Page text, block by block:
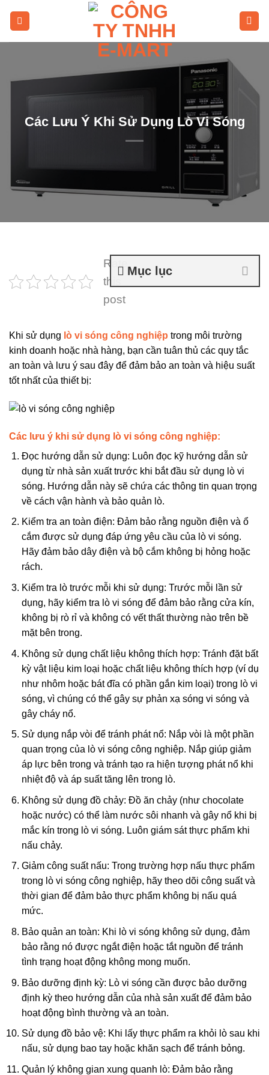
Các Lưu Ý Khi Sử Dụng Lò Vi Sóng
Mục lục
Rate
this
post
Khi sử dụng lò vi sóng công nghiệp trong môi trường
kinh doanh hoặc nhà hàng, bạn cần tuân thủ các quy tắc
an toàn và lưu ý sau đây để đảm bảo an toàn và hiệu suất
tốt nhất của thiết bị:
Các lưu ý khi sử dụng lò vi sóng công nghiệp:
Đọc hướng dẫn sử dụng: Luôn đọc kỹ hướng dẫn sử
dụng từ nhà sản xuất trước khi bắt đầu sử dụng lò vi
sóng. Hướng dẫn này sẽ chứa các thông tin quan trọng
về cách vận hành và bảo quản lò.
Kiểm tra an toàn điện: Đảm bảo rằng nguồn điện và ổ
cắm được sử dụng đáp ứng yêu cầu của lò vi sóng.
Hãy đảm bảo dây điện và bộ cắm không bị hỏng hoặc
rách.
Kiểm tra lò trước mỗi khi sử dụng: Trước mỗi lần sử
dụng, hãy kiểm tra lò vi sóng để đảm bảo rằng cửa kín,
không bị rò rỉ và không có vết thất thường nào trên bề
mặt bên trong.
Không sử dụng chất liệu không thích hợp: Tránh đặt bất
kỳ vật liệu kim loại hoặc chất liệu không thích hợp (ví dụ
như nhôm hoặc bát đĩa có phần gắn kim loại) trong lò vi
sóng, vì chúng có thể gây sự phản xạ sóng vi sóng và
gây cháy nổ.
Sử dụng nắp vòi để tránh phát nổ: Nắp vòi là một phần
quan trọng của lò vi sóng công nghiệp. Nắp giúp giảm
áp lực bên trong và tránh tạo ra hiện tượng phát nổ khi
nhiệt độ và áp suất tăng lên trong lò.
Không sử dụng đồ chảy: Đồ ăn chảy (như chocolate
hoặc nước) có thể làm nước sôi nhanh và gây nổ khi bị
mắc kín trong lò vi sóng. Luôn giám sát thực phẩm khi
nấu chảy.
Giảm công suất nấu: Trong trường hợp nấu thực phẩm
trong lò vi sóng công nghiệp, hãy theo dõi công suất và
thời gian để đảm bảo thực phẩm không bị nấu quá
mức.
Bảo quản an toàn: Khi lò vi sóng không sử dụng, đảm
bảo rằng nó được ngắt điện hoặc tắt nguồn để tránh
tình trạng hoạt động không mong muốn.
Bảo dưỡng định kỳ: Lò vi sóng cần được bảo dưỡng
định kỳ theo hướng dẫn của nhà sản xuất để đảm bảo
hoạt động bình thường và an toàn.
Sử dụng đồ bảo vệ: Khi lấy thực phẩm ra khỏi lò sau khi
nấu, sử dụng bao tay hoặc khăn sạch để tránh bỏng.
Quản lý không gian xung quanh lò: Đảm bảo rằng